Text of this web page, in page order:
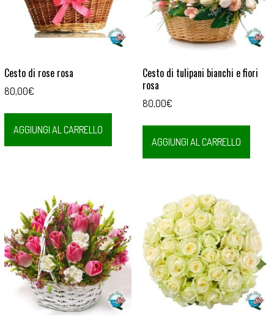
Cesto di rose rosa
80,00€
AGGIUNGI AL CARRELLO
Cesto di tulipani bianchi e fiori
rosa
80,00€
AGGIUNGI AL CARRELLO